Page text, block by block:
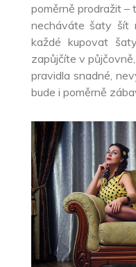
poměrně prodražit –
necháváte šaty šít
každé kupovat
zapůjčíte v
pravidla snadné,
bude i poměrně